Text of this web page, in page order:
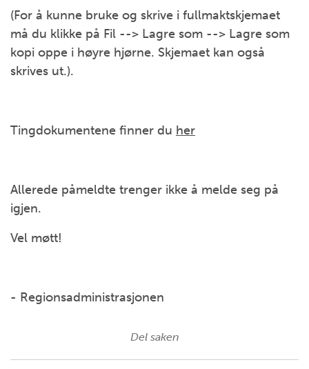
(For å kunne bruke og skrive i fullmaktskjemaet
må du klikke på Fil --> Lagre som --> Lagre som
kopi oppe i høyre hjørne. Skjemaet kan også
skrives ut.).
Tingdokumentene finner du her
Allerede påmeldte trenger ikke å melde seg på
igjen.
Vel møtt!
- Regionsadministrasjonen
Del saken